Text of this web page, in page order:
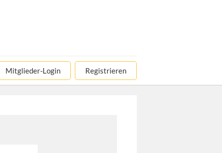
Mitglieder-Login Registrieren